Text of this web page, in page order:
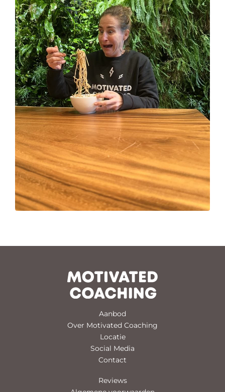
Aanbod
Over Motivated Coaching
Locatie
Social Media
Contact
Reviews